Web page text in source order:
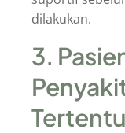
dilakukan.
3.
Tertentu